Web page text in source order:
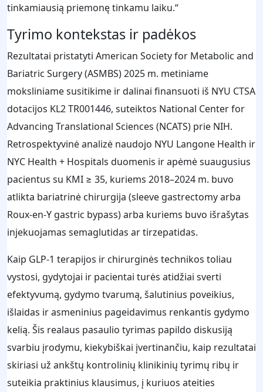
tinkamiausią priemonę tinkamu laiku.“
Tyrimo kontekstas ir padėkos
Rezultatai pristatyti American Society for Metabolic and
Bariatric Surgery (ASMBS) 2025 m. metiniame
moksliniame susitikime ir dalinai finansuoti iš NYU CTSA
dotacijos KL2 TR001446, suteiktos National Center for
Advancing Translational Sciences (NCATS) prie NIH.
Retrospektyvinė analizė naudojo NYU Langone Health ir
NYC Health + Hospitals duomenis ir apėmė suaugusius
pacientus su KMI ≥ 35, kuriems 2018–2024 m. buvo
atlikta bariatrinė chirurgija (sleeve gastrectomy arba
Roux‑en‑Y gastric bypass) arba kuriems buvo išrašytas
injekuojamas semaglutidas ar tirzepatidas.
Kaip GLP‑1 terapijos ir chirurginės technikos toliau
vystosi, gydytojai ir pacientai turės atidžiai sverti
efektyvumą, gydymo tvarumą, šalutinius poveikius,
išlaidas ir asmeninius pageidavimus renkantis gydymo
kelią. Šis realaus pasaulio tyrimas papildo diskusiją
svarbiu įrodymu, kiekybiškai įvertinančiu, kaip rezultatai
skiriasi už ankštų kontrolinių klinikinių tyrimų ribų ir
suteikia praktinius klausimus, į kuriuos ateities